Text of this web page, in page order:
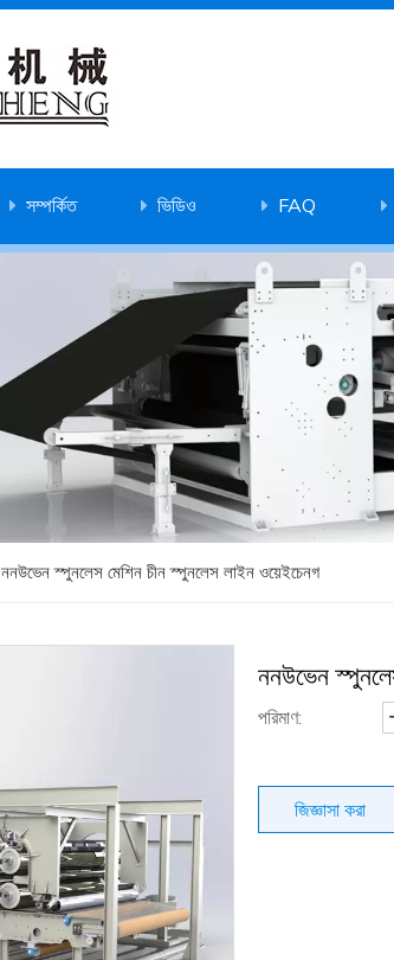
সম্পর্কিত ভিডিও FAQ
ননউভেন স্পুনলেস মেশিন চীন স্পুনলেস লাইন ওয়েইচেনগ
ননউভেন
পরিমাণ:
জিজ্ঞাসা করা